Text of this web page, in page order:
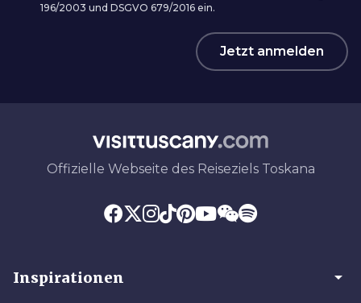
196/2003 und DSGVO 679/2016 ein.
Jetzt anmelden
Offizielle Webseite des Reiseziels Toskana
Inspirationen arrow_drop_down